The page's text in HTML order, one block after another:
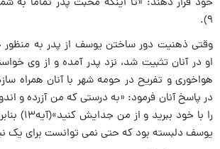
۹).
وقتى ذهنیت دور ساختن یوسف از پدر به
او در آنان تثبیت شد، نزد پدر آمده و از وى
هواخورى و تفریح در حومه شهر با آنان همراه
در پاسخ آنان فرمود: «به درستى که من آزرده و
را با خود
یوسف دلبسته بود که‌ حتی نمی توانست براى یک